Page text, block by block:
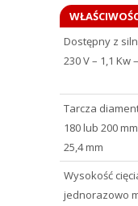
Dostępny z
230 V – 1,1 Kw
Tarcza
180 lub 200
25,4 mm
Wysokość
jednorazowo